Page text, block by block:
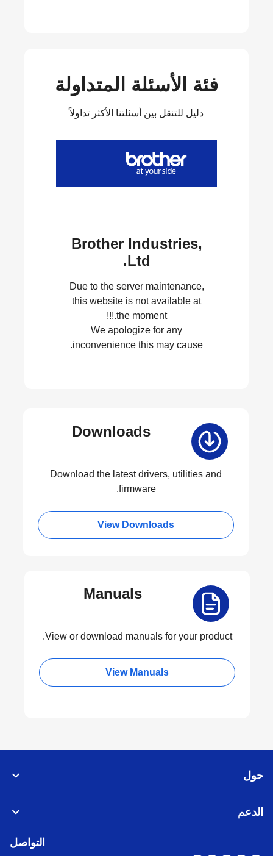
فئة الأسئلة المتداولة
دليل للتنقل بين أسئلتنا الأكثر تداولاً
Brother Industries,
Ltd.
Due to the server maintenance,
this website is not available at
the moment.!!!
We apologize for any
inconvenience this may cause.
Downloads
Download the latest drivers, utilities and
firmware.
View Downloads
Manuals
View or download manuals for your product.
View Manuals
حول
الدعم
التواصل